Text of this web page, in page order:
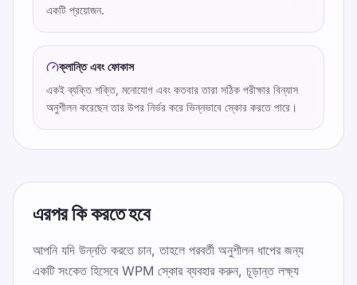
একটি প্রয়োজন.
ক্লান্তি এবং ফোকাস
একই ব্যক্তি শক্তি, মনোযোগ এবং কতবার তারা সঠিক পরীক্ষার বিন্যাস
অনুশীলন করেছেন তার উপর নির্ভর করে ভিন্নভাবে স্কোর করতে পারে।
এরপর কি করতে হবে
আপনি যদি উন্নতি করতে চান, তাহলে পরবর্তী অনুশীলন ধাপের জন্য
একটি সংকেত হিসেবে WPM স্কোর ব্যবহার করুন, চূড়ান্ত লক্ষ্য